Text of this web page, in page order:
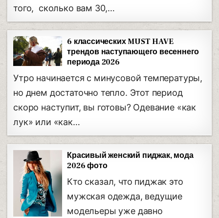
того, сколько вам 30,…
6 классических MUST HAVE
трендов наступающего весеннего
периода 2026
Утро начинается с минусовой температуры,
но днем ​​достаточно тепло. Этот период
скоро наступит, вы готовы? Одевание «как
лук» или «как…
Красивый женский пиджак, мода
2026 фото
Кто сказал, что пиджак это
мужская одежда, ведущие
модельеры уже давно